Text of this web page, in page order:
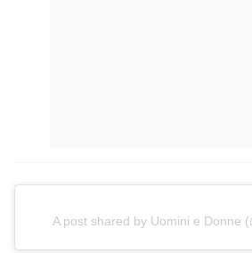
A post shared by Uomini e Donne